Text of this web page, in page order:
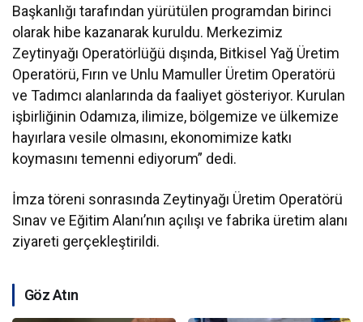
Başkanlığı tarafından yürütülen programdan birinci
olarak hibe kazanarak kuruldu. Merkezimiz
Zeytinyağı Operatörlüğü dışında, Bitkisel Yağ Üretim
Operatörü, Fırın ve Unlu Mamuller Üretim Operatörü
ve Tadımcı alanlarında da faaliyet gösteriyor. Kurulan
işbirliğinin Odamıza, ilimize, bölgemize ve ülkemize
hayırlara vesile olmasını, ekonomimize katkı
koymasını temenni ediyorum” dedi.
İmza töreni sonrasında Zeytinyağı Üretim Operatörü
Sınav ve Eğitim Alanı’nın açılışı ve fabrika üretim alanı
ziyareti gerçekleştirildi.
Göz Atın